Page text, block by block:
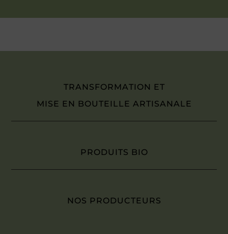
TRANSFORMATION ET
MISE EN BOUTEILLE ARTISANALE
PRODUITS BIO
NOS PRODUCTEURS